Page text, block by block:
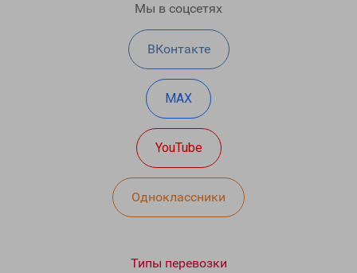
Мы в соцсетях
ВКонтакте
MAX
YouTube
Одноклассники
Типы перевозки